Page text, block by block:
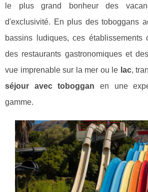
le plus grand bonheur des
d'exclusivité. En plus des toboggans
bassins ludiques, ces établissements
des restaurants gastronomiques et
vue imprenable sur la mer ou le lac,
séjour avec toboggan en une
gamme.